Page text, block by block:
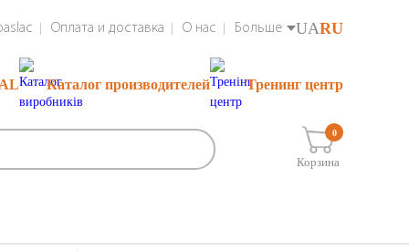
Оплата и доставка О нас Больше UARU
Каталог производителей Тренинг центр
Корзина
0